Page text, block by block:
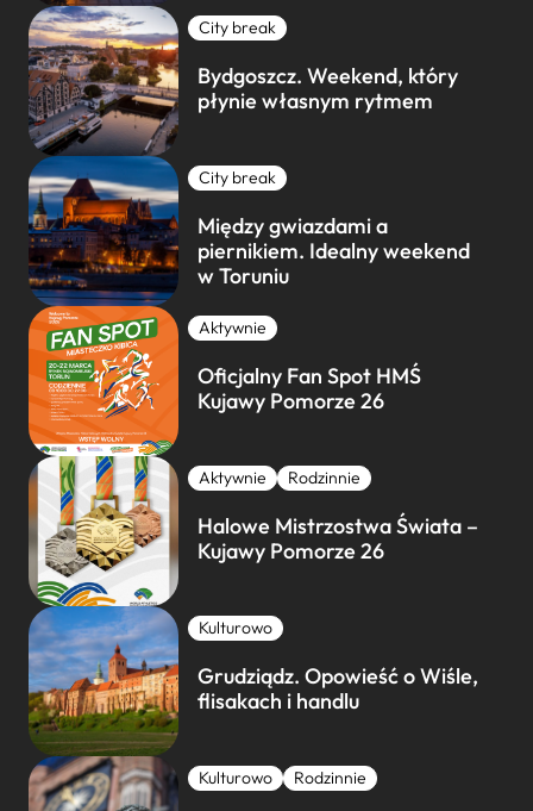
City break
Bydgoszcz. Weekend, który
płynie własnym rytmem
City break
Między gwiazdami a
piernikiem. Idealny weekend
w Toruniu
Aktywnie
Oficjalny Fan Spot HMŚ
Kujawy Pomorze 26
Aktywnie Rodzinnie
Halowe Mistrzostwa Świata –
Kujawy Pomorze 26
Kulturowo
Grudziądz. Opowieść o Wiśle,
flisakach i handlu
Kulturowo Rodzinnie